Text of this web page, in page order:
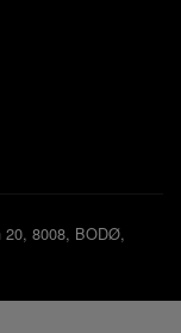
20, 8008, BODØ,